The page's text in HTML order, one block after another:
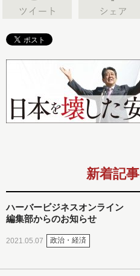
新着記事
ハーバービジネスオンライン
編集部からのお知らせ
2021.05.07 政治・経済